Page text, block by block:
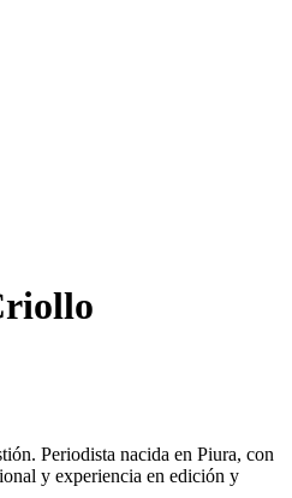
Periodista nacida en Piura, con
y experiencia en edición y